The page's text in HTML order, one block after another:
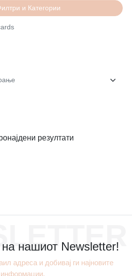
Филтри и Категории
резултати
нашиот Newsletter!
адреса и добивај ги најновите
информации.